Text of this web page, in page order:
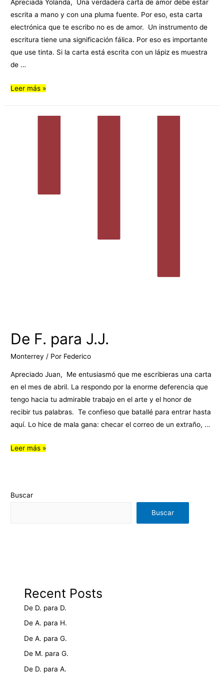
Apreciada Yolanda, Una verdadera carta de amor debe estar
escrita a mano y con una pluma fuente. Por eso, esta carta
electrónica que te escribo no es de amor. Un instrumento de
escritura tiene una significación fálica. Por eso es importante
que use tinta. Si la carta está escrita con un lápiz es muestra
de …
Leer más »
De F. para J.J.
Monterrey / Por Federico
Apreciado Juan, Me entusiasmó que me escribieras una carta
en el mes de abril. La respondo por la enorme deferencia que
tengo hacia tu admirable trabajo en el arte y el honor de
recibir tus palabras. Te confieso que batallé para entrar hasta
aquí. Lo hice de mala gana: checar el correo de un extraño, …
Leer más »
Buscar
Buscar
Recent Posts
De D. para D.
De A. para H.
De A. para G.
De M. para G.
De D. para A.